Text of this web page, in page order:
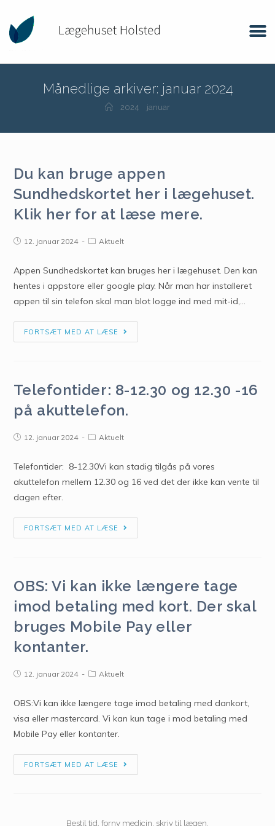
Månedlige arkiver: januar 2024
2024 januar
Du kan bruge appen
Sundhedskortet her i lægehuset.
Klik her for at læse mere.
12. januar 2024 Aktuelt
Appen Sundhedskortet kan bruges her i lægehuset. Den kan
hentes i appstore eller google play. Når man har installeret
appen til sin telefon skal man blot logge ind med mit-id,…
FORTSÆT MED AT LÆSE
Telefontider: 8-12.30 og 12.30 -16
på akuttelefon.
12. januar 2024 Aktuelt
Telefontider: 8-12.30Vi kan stadig tilgås på vores
akuttelefon mellem 12.30 og 16 ved det der ikke kan vente til
dagen efter.
FORTSÆT MED AT LÆSE
OBS: Vi kan ikke længere tage
imod betaling med kort. Der skal
bruges Mobile Pay eller
kontanter.
12. januar 2024 Aktuelt
OBS:Vi kan ikke længere tage imod betaling med dankort,
visa eller mastercard. Vi kan kun tage i mod betaling med
Mobile Pay eller kontanter.
FORTSÆT MED AT LÆSE
Bestil tid, forny medicin, skriv til lægen.